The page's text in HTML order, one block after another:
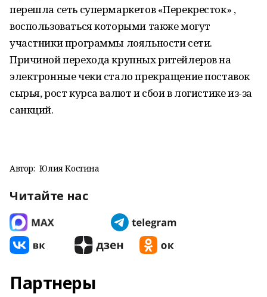
перешла сеть супермаркетов «Перекресток» ,
воспользоваться которыми также могут
участники программы лояльности сети.
Причиной перехода крупных ритейлеров на
электронные чеки стало прекращение поставок
сырья, рост курса валют и сбои в логистике из-за
санкций.
Автор: Юлия Костина
Читайте нас
Партнеры